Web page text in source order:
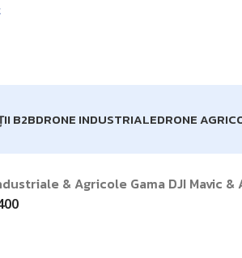
B2BDRONE INDUSTRIALEDRONE
& Agricole Gama DJI Mavic &